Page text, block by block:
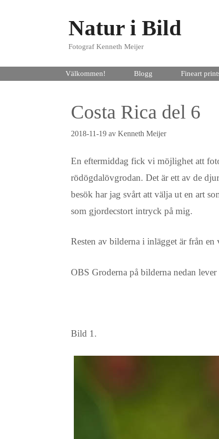
Natur i Bild
Fotograf Kenneth Meijer
Välkommen! Blogg Fineart
Costa Rica del 6
2018-11-19 av Kenneth Meijer
En eftermiddag fick vi möjlighet att
rödögdalövgrodan. Det är ett av de
besök har jag svårt att välja ut en art
som gjordecstort intryck på mig.
Resten av bilderna i inlägget är från
OBS Groderna på bilderna nedan
Bild 1.